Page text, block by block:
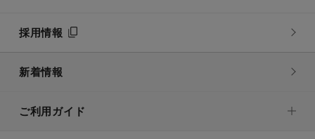
採用情報
新着情報
ご利用ガイド